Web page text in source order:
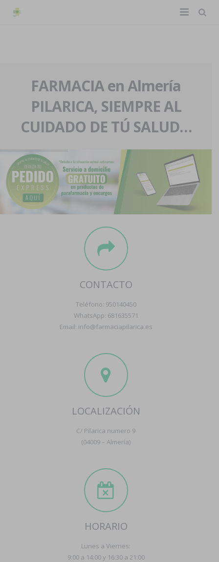
La farmacia
Nuestra historia
Nuestro equipo
Eventos
Servicios y reservas
Pedidos express
Blog
Contacto
Boletín
FARMACIA en Almería
PILARICA, SIEMPRE AL
CUIDADO DE TÚ SALUD…
CONTACTO
Teléfono: 950140450
WhatsApp: 681635571
Email: info@farmaciapilarica.es
LOCALIZACIÓN
C/ Pilarica numero 9
(04009 – Almería)
HORARIO
Lunes a Viernes:
9:00 a 14:00 y 16:30 a 21:00